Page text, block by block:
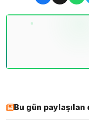
Bu gün